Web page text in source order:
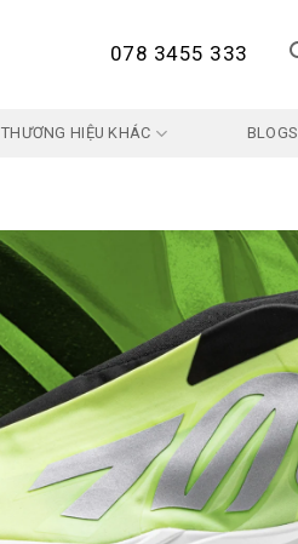
078 3455 333
THƯƠNG HIỆU KHÁC BLOGS